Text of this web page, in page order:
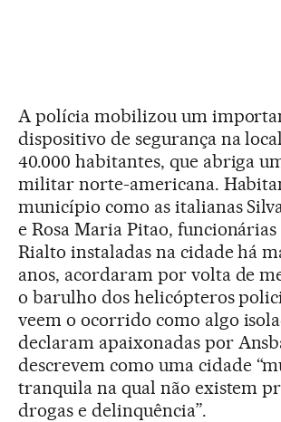
A polícia mobilizou um
dispositivo de segurança na
40.000 habitantes, que abriga
militar norte-americana.
município como as italianas
e Rosa Maria Pitao, funcionárias
Rialto instaladas na cidade há
anos, acordaram por volta de
o barulho dos helicópteros
veem o ocorrido como algo
declaram apaixonadas por
descrevem como uma cidade
tranquila na qual não existem
drogas e delinquência”.